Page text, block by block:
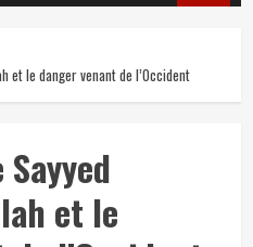
et le danger venant de l’Occident
et le